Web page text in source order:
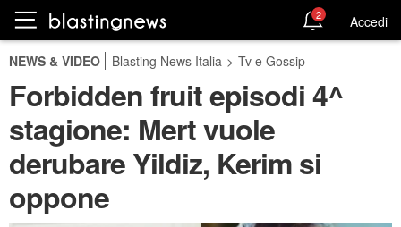
2 Accedi
NEWS & VIDEO Blasting News Italia > Tv e Gossip
Forbidden fruit episodi 4^
stagione: Mert vuole
derubare Yildiz, Kerim si
oppone